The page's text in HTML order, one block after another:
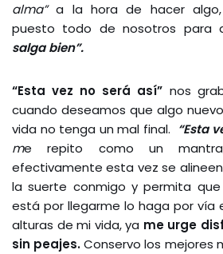
alma”a la hora de hacer algo,
puesto todo de nosotros para
salga bien”.
“Esta vez no será así” nos
cuando deseamos que algo
vida no tenga un mal final. “Esta
me repito como un
efectivamente esta vez se
la suerte conmigo y permita
está por llegarme lo haga por vía
alturas de mi vida, ya me urge
sin peajes.Conservo los mejores